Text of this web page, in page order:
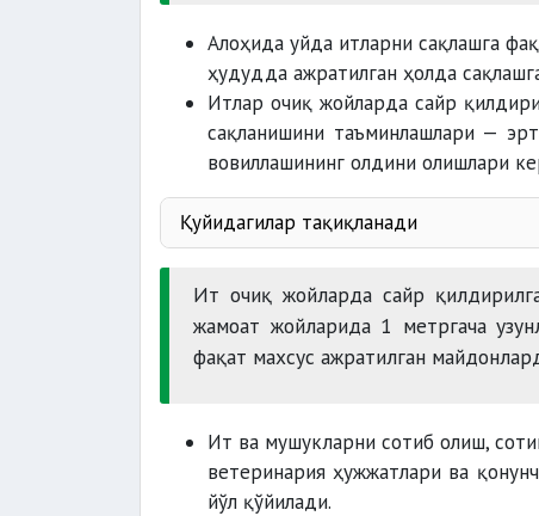
Алоҳида уйда итларни сақлашга
ҳудудда ажратилган ҳолда
Итлар очиқ жойларда сайр
сақланишини таъминлашлари —
вовиллашининг олдини олишлари
Қуйидагилар тақиқланади
Ит очиқ жойларда сайр
жамоат жойларида 1 метргача
фақат махсус ажратилган
Ит ва мушукларни сотиб олиш,
ветеринария ҳужжатлари ва
йўл қўйилади.